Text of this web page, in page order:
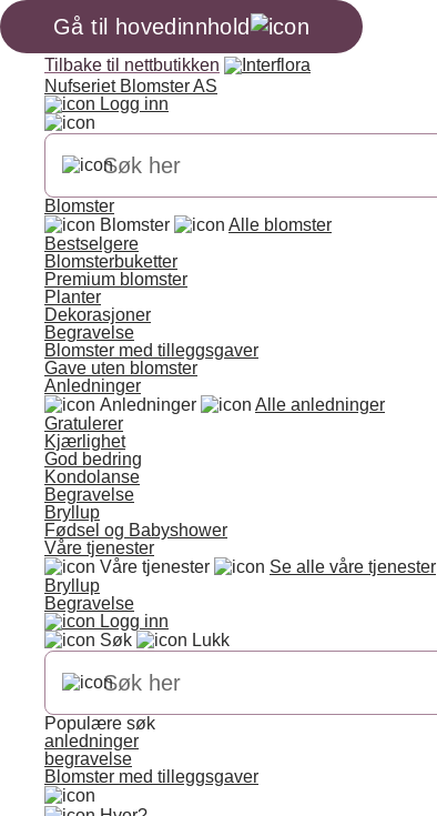
Gå til hovedinnhold
Tilbake til nettbutikken
Nufseriet Blomster AS
Logg inn
Blomster
Blomster
Alle blomster
Bestselgere
Blomsterbuketter
Premium blomster
Planter
Dekorasjoner
Begravelse
Blomster med tilleggsgaver
Gave uten blomster
Anledninger
Anledninger
Alle anledninger
Gratulerer
Kjærlighet
God bedring
Kondolanse
Begravelse
Bryllup
Fødsel og Babyshower
Våre tjenester
Våre tjenester
Se alle våre tjenester
Bryllup
Begravelse
Logg inn
Søk
Lukk
Populære søk
anledninger
begravelse
Blomster med tilleggsgaver